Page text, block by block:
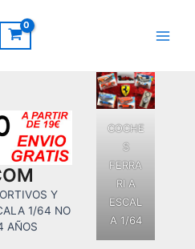
Y
1/64 NO
AÑOS
COCHE
S
FERRA
RI A
ESCAL
A 1/64